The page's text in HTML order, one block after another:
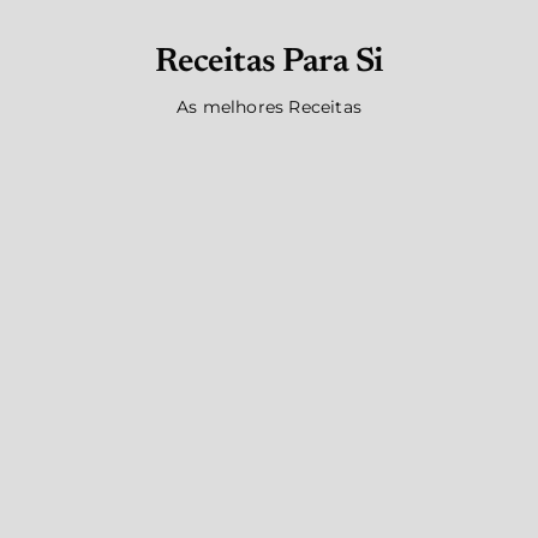
Receitas Para Si
As melhores Receitas